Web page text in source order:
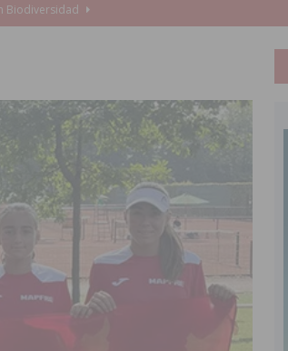
en Las Colinas
Pascual Andreu
COMARCA
de alta gama mediante la
de seis programas
barrancos